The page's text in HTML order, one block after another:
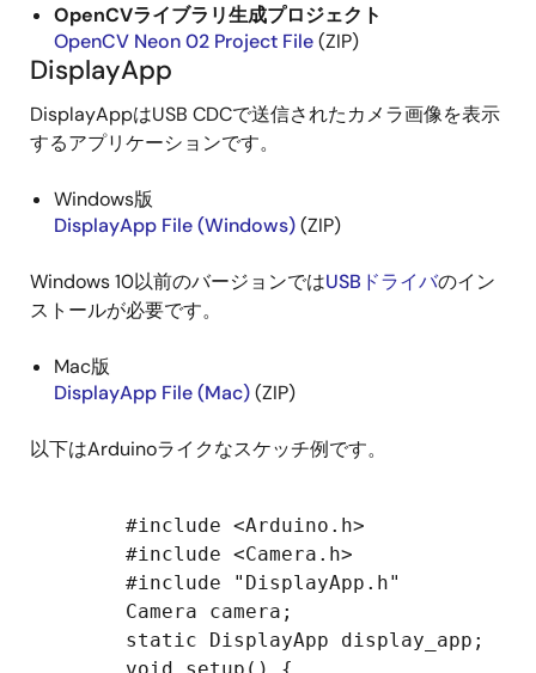
OpenCVライブラリ生成プロジェクト
OpenCV Neon 02 Project File(ZIP)
DisplayApp
DisplayAppはUSB CDCで送信されたカメラ画像を表示
するアプリケーションです。
Windows版
DisplayApp File (Windows)(ZIP)
Windows 10以前のバージョンではUSBドライバのイン
ストールが必要です。
Mac版
DisplayApp File (Mac)(ZIP)
以下はArduinoライクなスケッチ例です。
        #include <Arduino.h>
        #include <Camera.h>
        #include "DisplayApp.h"
        Camera camera;
        static DisplayApp display_app;